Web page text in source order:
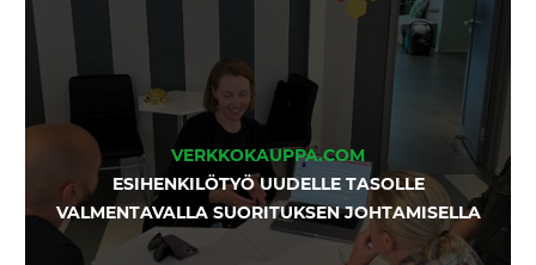
VERKKOKAUPPA.COM
ESIHENKILÖTYÖ UUDELLE TASOLLE
VALMENTAVALLA SUORITUKSEN JOHTAMISELLA